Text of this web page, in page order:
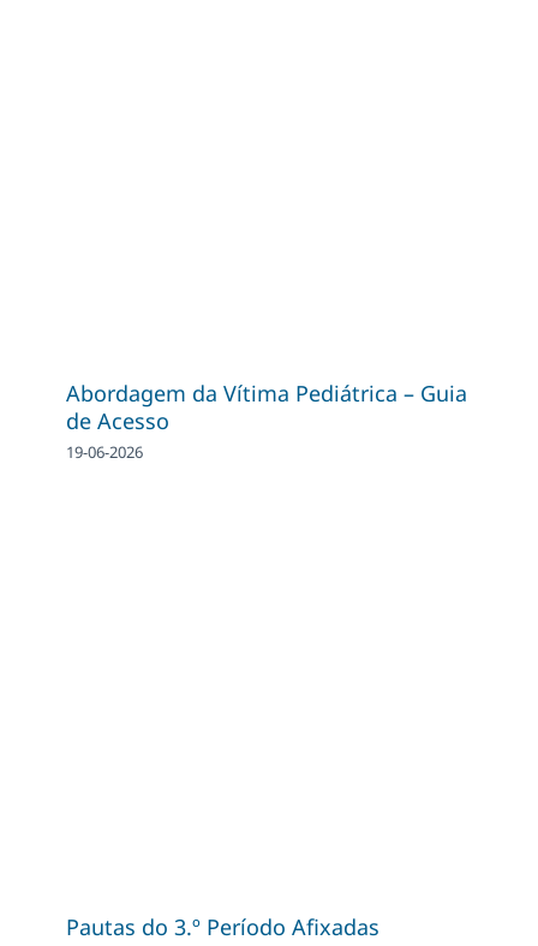
Abordagem da Vítima Pediátrica – Guia
de Acesso
19-06-2026
Pautas do 3.º Período Afixadas